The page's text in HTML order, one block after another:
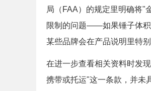
局（FAA）的规定里明确将"
限制的问题——如果锤子体积
某些品牌会在产品说明里特
在进一步查看相关资料时发
携带或托运"这一条款，并未